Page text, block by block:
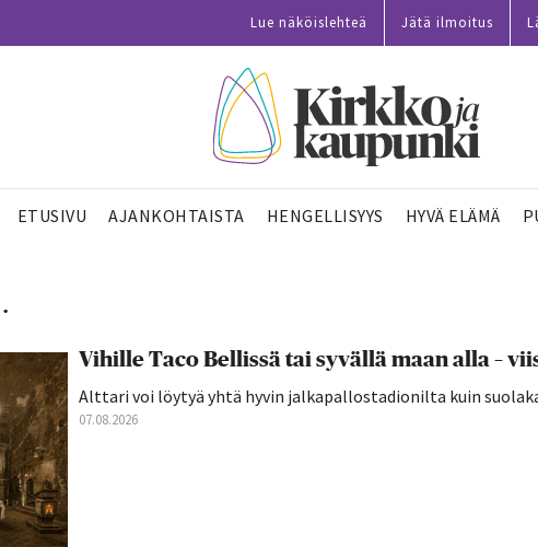
Lue näköislehteä Jätä ilmoitus
ETUSIVU AJANKOHTAISTA HENGELLISYYS HYVÄ ELÄMÄ
.
Vihille Taco Bellissä tai syvällä maan alla –
Alttari voi löytyä yhtä hyvin jalkapallostadionilta kuin
07.08.2026